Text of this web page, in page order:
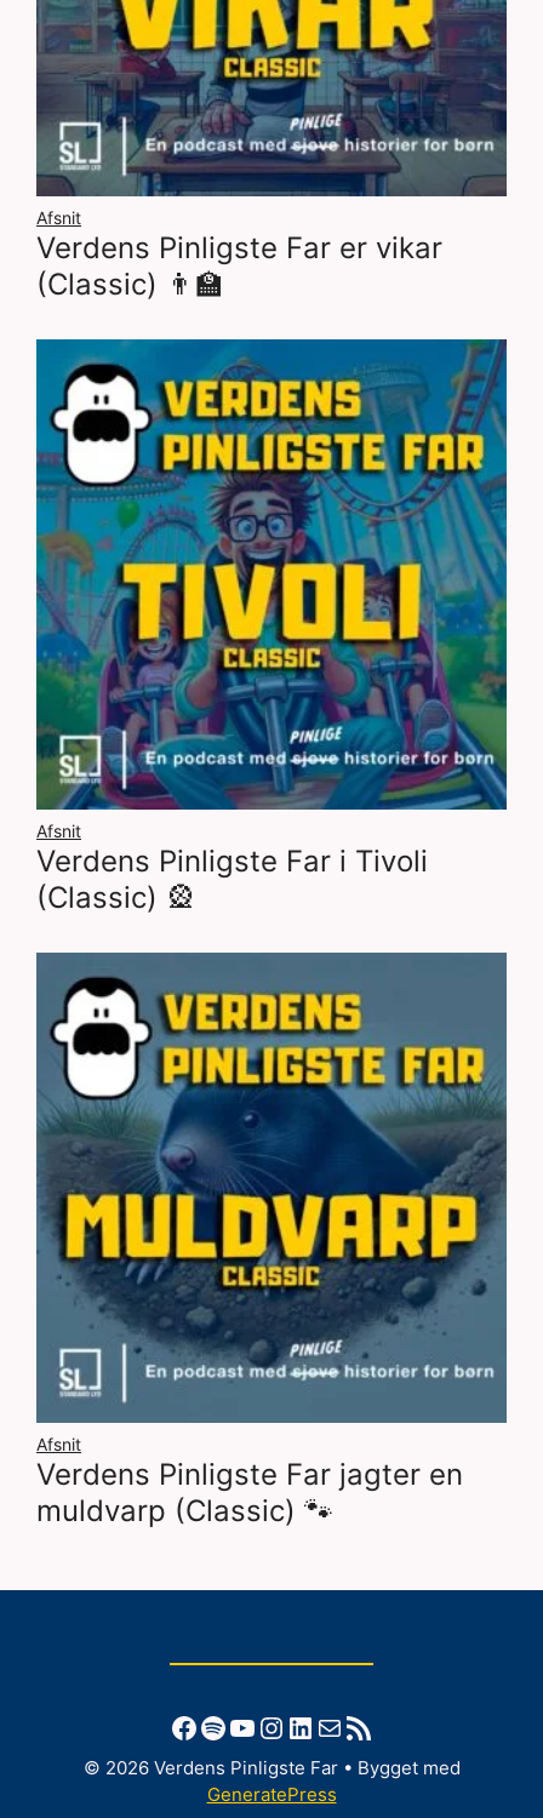
Afsnit
Verdens Pinligste Far er vikar
(Classic) 👨‍🏫
Afsnit
Verdens Pinligste Far i Tivoli
(Classic) 🎡
Afsnit
Verdens Pinligste Far jagter en
muldvarp (Classic) 🐾
Facebook
Spotify
YouTube
Instagram
LinkedIn
Mail
RSS-feed
© 2026 Verdens Pinligste Far• Bygget med
GeneratePress